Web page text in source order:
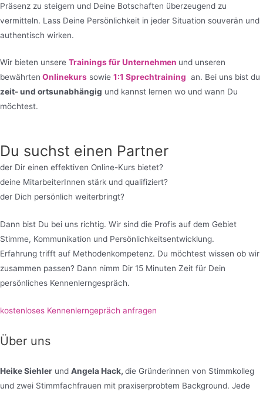
Präsenz zu steigern und Deine Botschaften überzeugend zu
vermitteln. Lass Deine Persönlichkeit in jeder Situation souverän und
authentisch wirken.
Wir bieten unsere Trainings für Unternehmen und unseren
bewährten Onlinekurs sowie 1:1 Sprechtraining an. Bei uns bist du
zeit- und ortsunabhängig und kannst lernen wo und wann Du
möchtest.
Du suchst einen Partner
der Dir einen effektiven Online-Kurs bietet?
deine MitarbeiterInnen stärk und qualifiziert?
der Dich persönlich weiterbringt?
Dann bist Du bei uns richtig. Wir sind die Profis auf dem Gebiet
Stimme, Kommunikation und Persönlichkeitsentwicklung.
Erfahrung trifft auf Methodenkompetenz. Du möchtest wissen ob wir
zusammen passen? Dann nimm Dir 15 Minuten Zeit für Dein
persönliches Kennenlerngespräch.
kostenloses Kennenlerngepräch anfragen
Über uns
Heike Siehler und Angela Hack, die Gründerinnen von Stimmkolleg
und zwei Stimmfachfrauen mit praxiserprobtem Background. Jede